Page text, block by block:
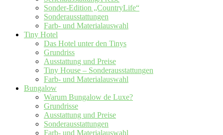
Sonder-Edition „CountryLife“
Sonderausstattungen
Farb- und Materialauswahl
Tiny Hotel
Das Hotel unter den Tinys
Grundriss
Ausstattung und Preise
Tiny House – Sonderausstattungen
Farb- und Materialauswahl
Bungalow
Warum Bungalow de Luxe?
Grundrisse
Ausstattung und Preise
Sonderausstattungen
Farb- und Materialauswahl